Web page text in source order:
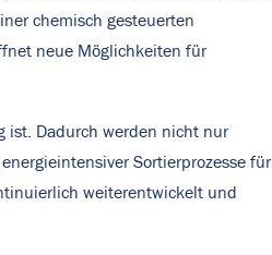
chemisch gesteuerten
neue Möglichkeiten für
ist. Dadurch werden nicht nur
Sortierprozesse für
weiterentwickelt und